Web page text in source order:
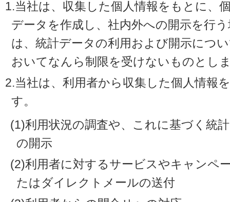
1.当社は、収集した個人情報をもとに、
データを作成し、社内外への開示を行
は、統計データの利用および開示につ
おいてなんら制限を受けないものとし
2.当社は、利用者から収集した個人情報
す。
(1)利用状況の調査や、これに基づく統
の開示
(2)利用者に対するサービスやキャンペ
たはダイレクトメールの送付